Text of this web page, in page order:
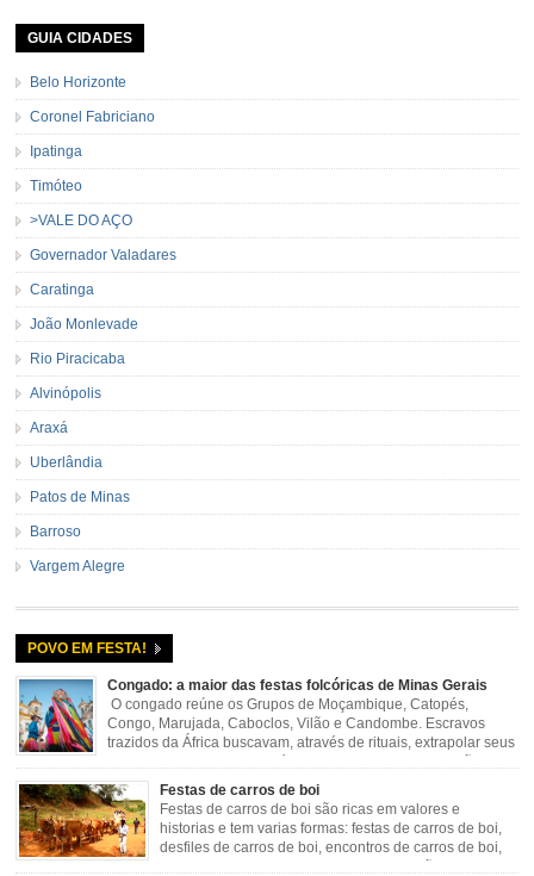
GUIA CIDADES
Belo Horizonte
Coronel Fabriciano
Ipatinga
Timóteo
>VALE DO AÇO
Governador Valadares
Caratinga
João Monlevade
Rio Piracicaba
Alvinópolis
Araxá
Uberlândia
Patos de Minas
Barroso
Vargem Alegre
POVO EM FESTA!
Congado: a maior das festas folcóricas de Minas Gerais
O congado reúne os Grupos de Moçambique, Catopés,
Congo, Marujada, Caboclos, Vilão e Candombe. Escravos
trazidos da África buscavam, através de rituais, extrapolar seus
destes ritos com a religião católica, imposta aos negros pela Igreja, surgindo
novas histórias que envolviam, sobretudo, Nossa Senhora do […]
Festas de carros de boi
Festas de carros de boi são ricas em valores e
historias e tem varias formas: festas de carros de boi,
desfiles de carros de boi, encontros de carros de boi,